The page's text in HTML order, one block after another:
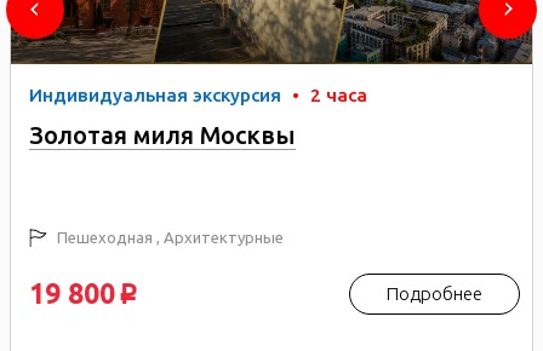
Индивидуальная экскурсия • 2 часа
Золотая миля Москвы
Пешеходная , Архитектурные
19 800 p Подробнее